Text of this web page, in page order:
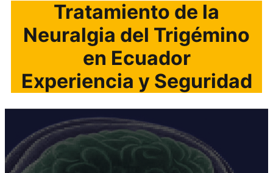
Tratamiento de la
Neuralgia del Trigémino
en Ecuador
Experiencia y Seguridad